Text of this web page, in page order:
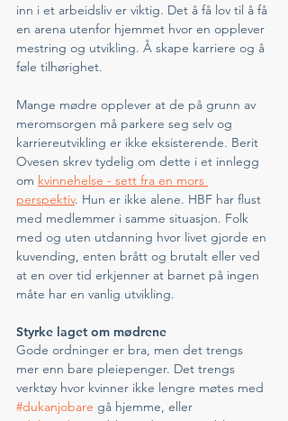
inn i et arbeidsliv er viktig. Det å få lov til å få
en arena utenfor hjemmet hvor en opplever
mestring og utvikling. Å skape karriere og å
føle tilhørighet.
Mange mødre opplever at de på grunn av
meromsorgen må parkere seg selv og
karriereutvikling er ikke eksisterende. Berit
Ovesen skrev tydelig om dette i et innlegg
om kvinnehelse - sett fra en mors
perspektiv. Hun er ikke alene. HBF har flust
med medlemmer i samme situasjon. Folk
med og uten utdanning hvor livet gjorde en
kuvending, enten brått og brutalt eller ved
at en over tid erkjenner at barnet på ingen
måte har en vanlig utvikling.
Styrke laget om mødrene
Gode ordninger er bra, men det trengs
mer enn bare pleiepenger. Det trengs
verktøy hvor kvinner ikke lengre møtes med
#dukanjobare gå hjemme, eller